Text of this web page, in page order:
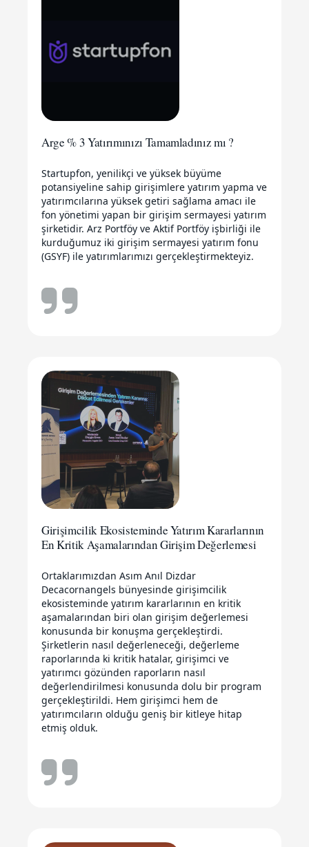
Arge % 3 Yatırımınızı Tamamladınız mı ?
Startupfon, yenilikçi ve yüksek büyüme
potansiyeline sahip girişimlere yatırım yapma ve
yatırımcılarına yüksek getiri sağlama amacı ile
fon yönetimi yapan bir girişim sermayesi yatırım
şirketidir. Arz Portföy ve Aktif Portföy işbirliği ile
kurduğumuz iki girişim sermayesi yatırım fonu
(GSYF) ile yatırımlarımızı gerçekleştirmekteyiz.
Girişimcilik Ekosisteminde Yatırım Kararlarının
En Kritik Aşamalarından Girişim Değerlemesi
Ortaklarımızdan Asım Anıl Dizdar
Decacornangels bünyesinde girişimcilik
ekosisteminde yatırım kararlarının en kritik
aşamalarından biri olan girişim değerlemesi
konusunda bir konuşma gerçekleştirdi.
Şirketlerin nasıl değerleneceği, değerleme
raporlarında ki kritik hatalar, girişimci ve
yatırımcı gözünden raporların nasıl
değerlendirilmesi konusunda dolu bir program
gerçekleştirildi. Hem girişimci hem de
yatırımcıların olduğu geniş bir kitleye hitap
etmiş olduk.